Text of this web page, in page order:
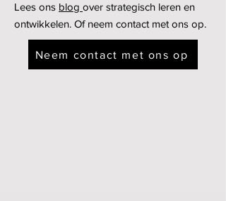
Lees ons blog over strategisch leren en
ontwikkelen. Of neem contact met ons op.
Neem contact met ons op